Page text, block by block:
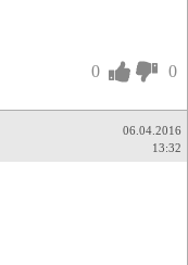
0 0
06.04.2016
13:32